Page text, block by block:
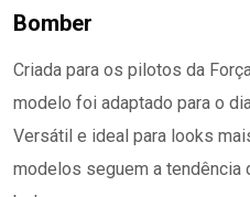
Bomber
Criada para os pilotos da
modelo foi adaptado para o
Versátil e ideal para looks
modelos seguem a tendência